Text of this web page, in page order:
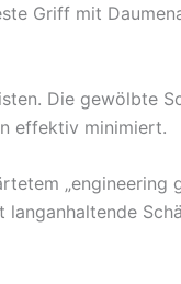
Griff mit
Die gewölbte
effektiv minimiert.
„engineering